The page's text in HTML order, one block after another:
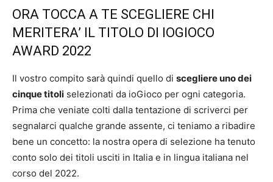
ORA TOCCA A TE SCEGLIERE CHI
MERITERA’ IL TITOLO DI IOGIOCO
AWARD 2022
Il vostro compito sarà quindi quello di scegliere uno dei
cinque titoli selezionati da ioGioco per ogni categoria.
Prima che veniate colti dalla tentazione di scriverci per
segnalarci qualche grande assente, ci teniamo a ribadire
bene un concetto: la nostra opera di selezione ha tenuto
conto solo dei titoli usciti in Italia e in lingua italiana nel
corso del 2022.